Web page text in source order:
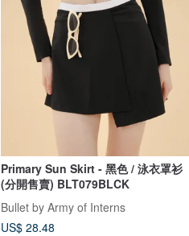
Primary Sun Skirt - 黑色 / 泳衣罩衫
(分開售賣) BLT079BLCK
Bullet by Army of Interns
US$ 28.48